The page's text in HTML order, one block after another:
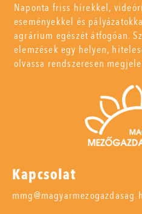
Naponta friss hírekkel,
eseményekkel és
agrárium egészét átfogóan.
elemzések egy helyen,
olvassa rendszeresen
Kapcsolat